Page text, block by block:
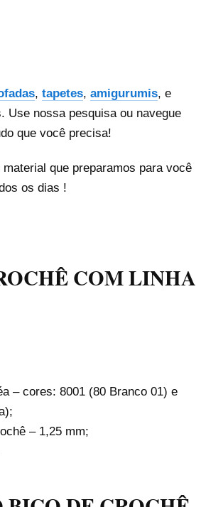
, tapetes, amigurumis, e
Use nossa pesquisa ou navegue
que você precisa!
material que preparamos para você
os dias !
COM LINHA
– cores: 8001 (80 Branco 01) e
– 1,25 mm;